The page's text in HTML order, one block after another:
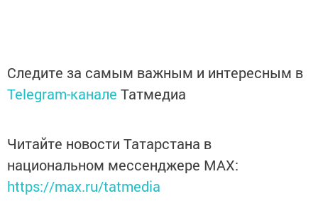
Следите за самым важным и интересным в
Telegram-канале Татмедиа
Читайте новости Татарстана в
национальном мессенджере MАХ:
https://max.ru/tatmedia